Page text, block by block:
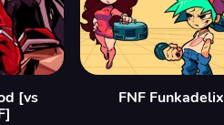
[vs
FNF Funkadelix